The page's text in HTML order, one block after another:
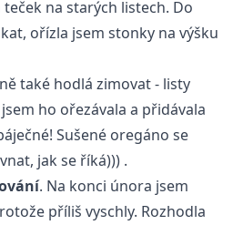
na starých listech. Do
ořízla jsem stonky na výšku
také hodlá zimovat - listy
ho ořezávala a přidávala
Sušené oregáno se
jak se říká))) .
. Na konci února jsem
příliš vyschly. Rozhodla